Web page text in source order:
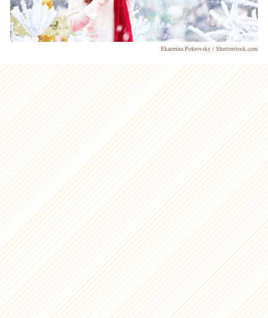
Ekaterina Pokrovsky / Shutterstock.com